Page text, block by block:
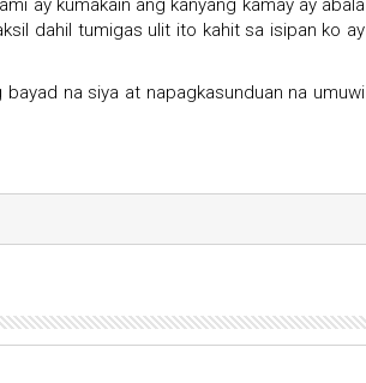
dahil tumigas ulit ito kahit sa isipan ko ay
na siya at napagkasunduan na umuwi